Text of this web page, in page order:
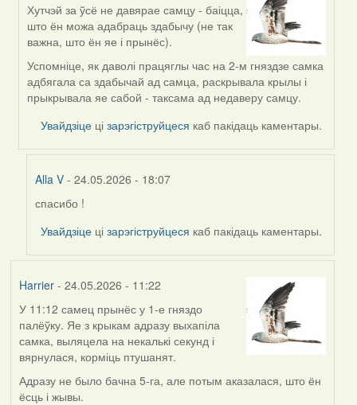
In
reply
to
by
Alla
V
Хутчэй за ўсё не давярае самцу - баіцца,
што ён можа адабраць здабычу (не так
важна, што ён яе і прынёс).
Успомніце, як даволі працяглы час на 2-м гняздзе самка
адбягала са здабычай ад самца, раскрывала крылы і
прыкрывала яе сабой - таксама ад недаверу самцу.
Увайдзіце цізарэгіструйцеся каб пакідаць каментары.
Alla V - 24.05.2026 - 18:07
In
reply
by
спасибо !
Увайдзіце цізарэгіструйцеся каб пакідаць каментары.
Harrier- 24.05.2026 - 11:22
У 11:12 самец прынёс у 1-е гняздо
палёўку. Яе з крыкам адразу выхапіла
самка, выляцела на некалькі секунд і
вярнулася, корміць птушанят.
Адразу не было бачна 5-га, але потым аказалася, што ён
ёсць і жывы.